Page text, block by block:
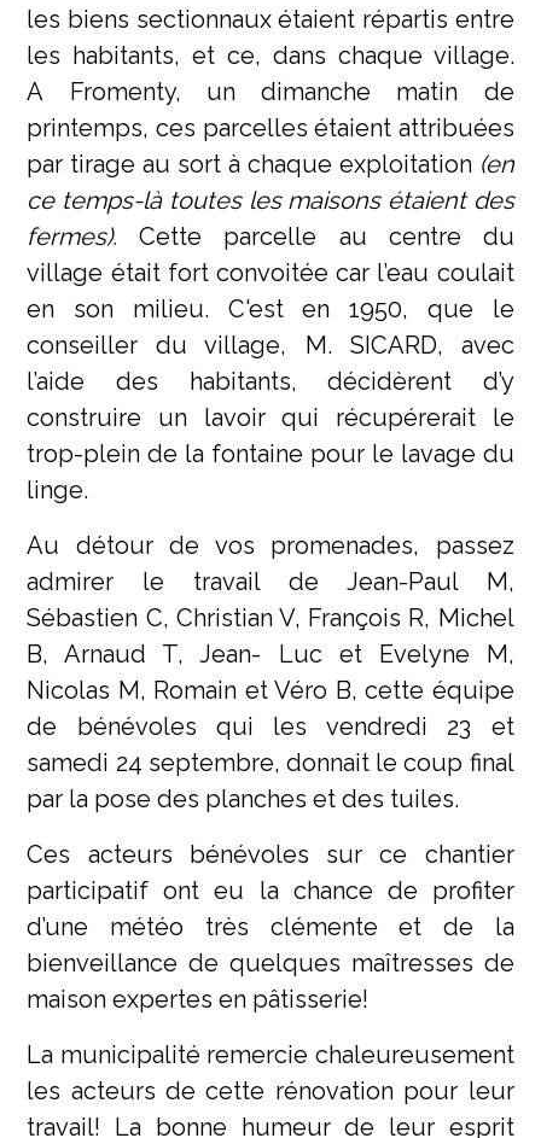
les biens sectionnaux étaient répartis entre
les habitants, et ce, dans chaque village.
A Fromenty, un dimanche matin de
printemps, ces parcelles étaient attribuées
par tirage au sort à chaque exploitation (en
ce temps-là toutes les maisons étaient des
fermes).Cette parcelle au centre du
village était fort convoitée car l’eau coulait
en son milieu. C'est en 1950, que le
conseiller du village, M. SICARD, avec
l’aide des habitants, décidèrent d’y
construire un lavoir qui récupérerait le
trop-plein de la fontaine pour le lavage du
linge.
Au détour de vos promenades, passez
admirer le travail de Jean-Paul M,
Sébastien C, Christian V, François R, Michel
B, Arnaud T, Jean- Luc et Evelyne M,
Nicolas M, Romain et Véro B, cette équipe
de bénévoles qui les vendredi 23 et
samedi 24 septembre, donnait le coup final
par la pose des planches et des tuiles.
Ces acteurs bénévoles sur ce chantier
participatif ont eu la chance de profiter
d’une météo très clémente et de la
bienveillance de quelques maîtresses de
maison expertes en pâtisserie!
La municipalité remercie chaleureusement
les acteurs de cette rénovation pour leur
travail! La bonne humeur de leur esprit